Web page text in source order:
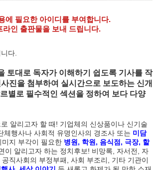
에 필요한 아이디를 부여합니다.
인 출판물을 보내 드립니다.
다.
토대로 독자가 이해하기 쉽도록 기사를 작
진을 첨부하여 실시간으로 보도하는 신개
별로 필수적인 섹션을 정하여 보다 다양
알리고자 할 때! 기업체의 신상품이나 신기술
행사나 사회적 유명인사의 경조사 또는 미담
지 부각이 필요한 병원, 학원, 음식점, 극장, 할
이 알리고자 하는 정치후보! 비망록, 자서전, 자
직사회의 부정부패, 사회 부조리, 기타 기관이
안산문화광장 성탄트리 점등행사
시화나래휴게소 조력문화관달전망